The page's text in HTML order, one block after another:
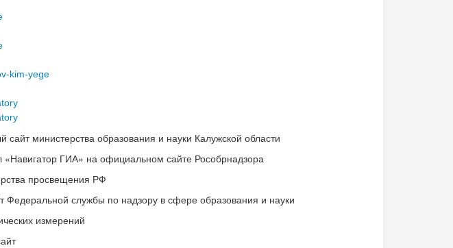
kim-yege
сайт министерства образования и науки Калужской области
«Навигатор ГИА» на официальном сайте Рособрнадзора
просвещения РФ
службы по надзору в сфере образования и науки
измерений